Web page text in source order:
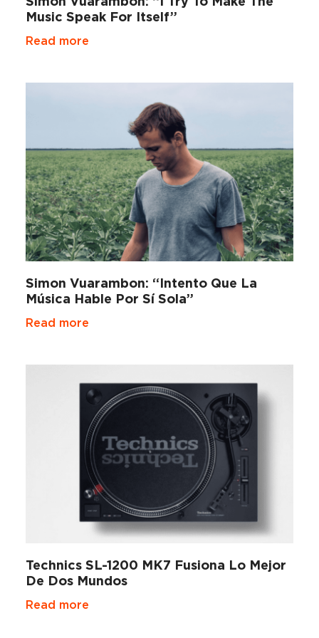
Music Speak For Itself”
Read more
Simon Vuarambon: “Intento Que La
Música Hable Por Sí Sola”
Read more
Technics SL-1200 MK7 Fusiona Lo Mejor
De Dos Mundos
Read more